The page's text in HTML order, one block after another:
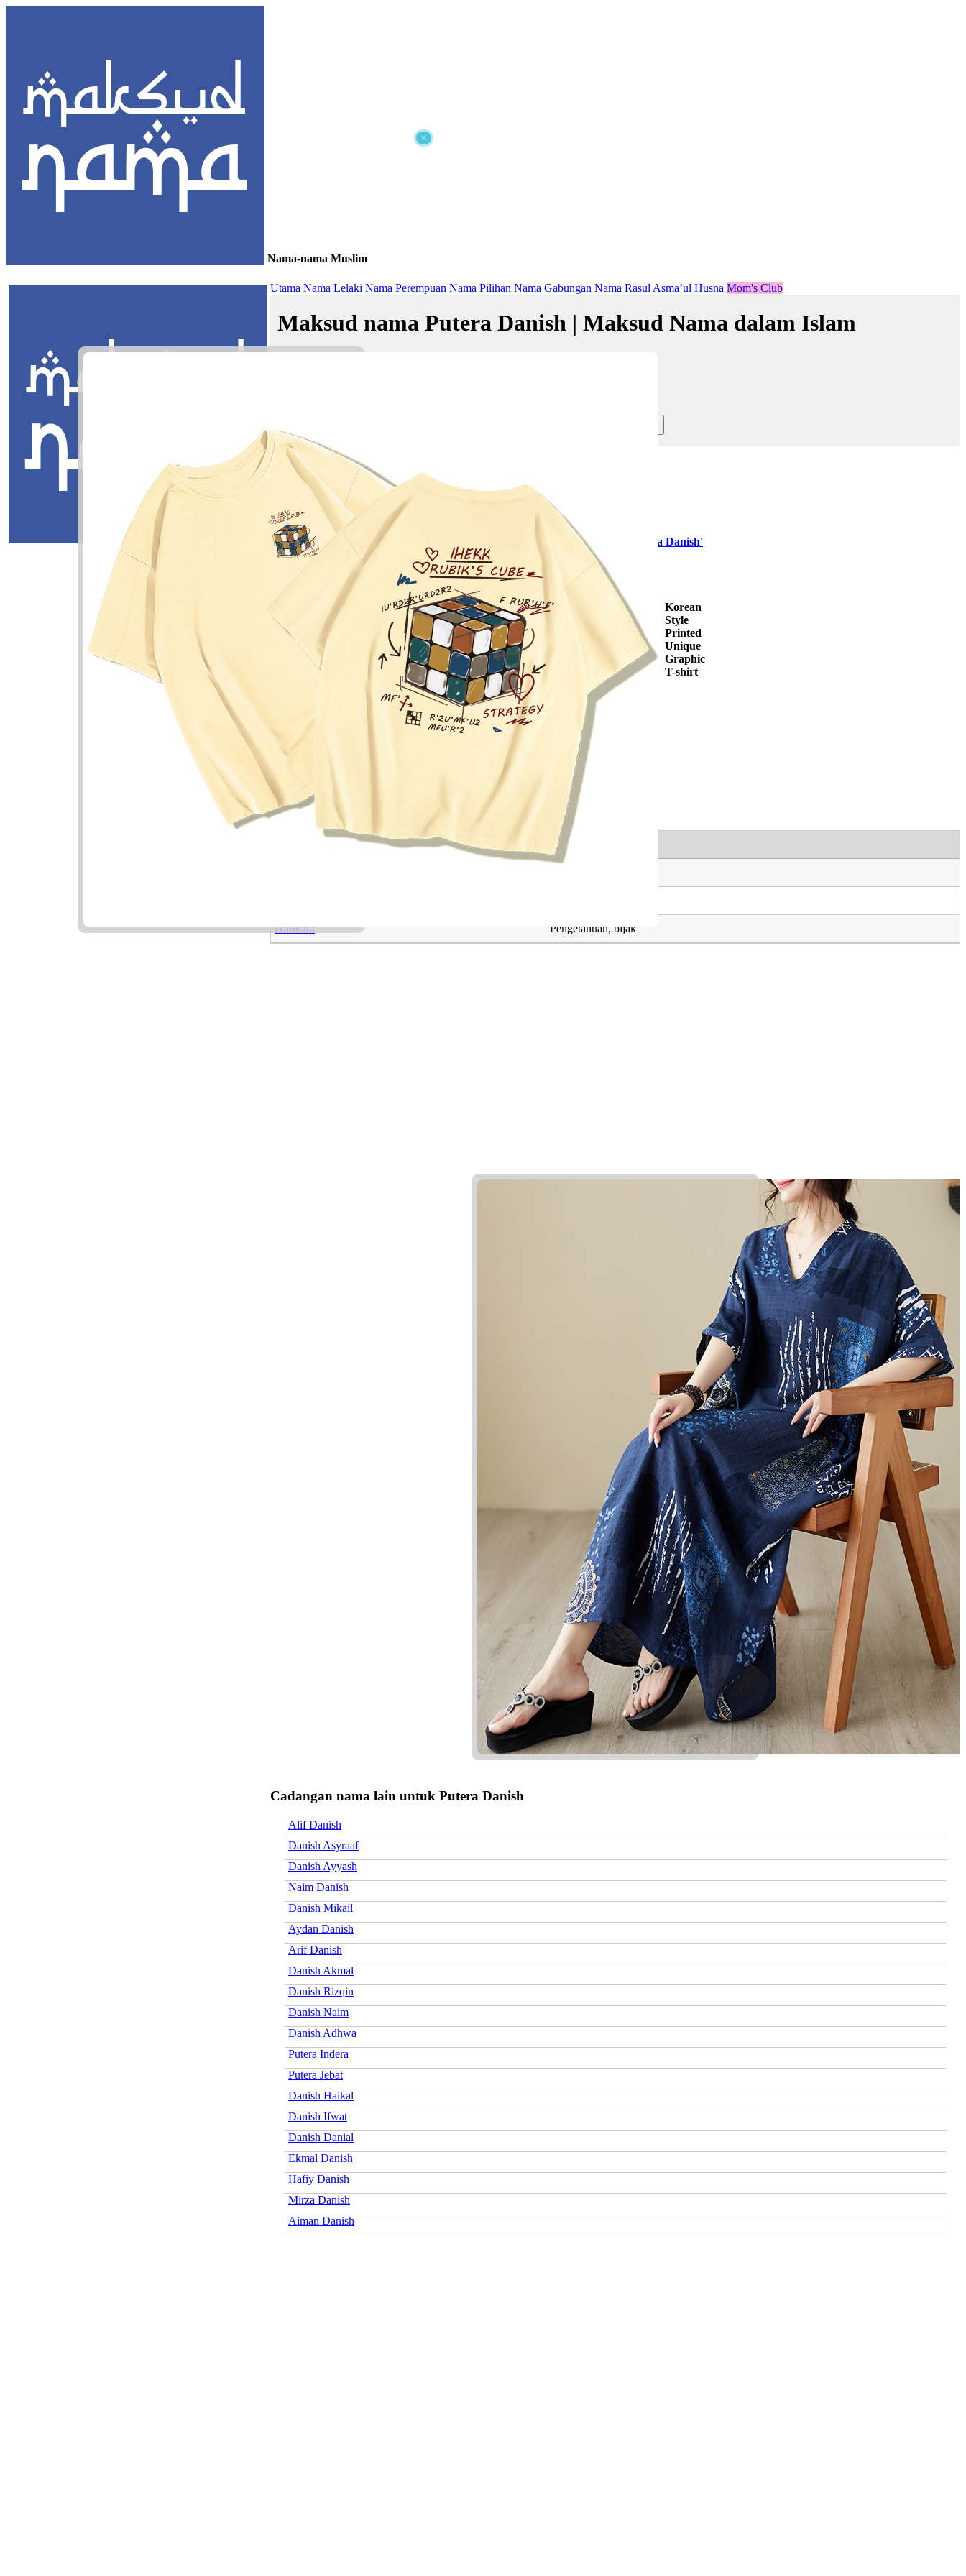
×
Korean
Style
Printed
Unique
Graphic
T-shirt
Nama-nama Muslim
Utama Nama Lelaki Nama Perempuan Nama Pilihan Nama Gabungan Nama Rasul Asma’ul Husna Mom's Club
Maksud nama Putera Danish | Maksud Nama dalam Islam
Putera Danish
ڤوترا دانش
Putera: Putera
Danish: Pengetahuan, bijak
✚ Baju Baby Custom Nama 'Putera Danish'
Nama Yang Berkaitan dengan Putera Danish
Maksud
Danisha Pengetahuan, bijak
Cadangan nama lain untuk Putera Danish
Alif Danish
Danish Asyraaf
Danish Ayyash
Naim Danish
Danish Mikail
Aydan Danish
Arif Danish
Danish Akmal
Danish Rizqin
Danish Naim
Danish Adhwa
Putera Indera
Putera Jebat
Danish Haikal
Danish Ifwat
Danish Danial
Ekmal Danish
Hafiy Danish
Mirza Danish
Aiman Danish